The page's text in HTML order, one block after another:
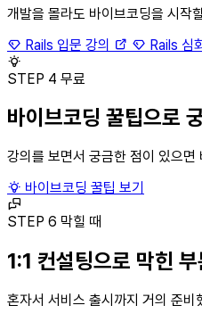
개발을 몰라도 바이브코딩을 시작
Rails 입문 강의
Rails 심
STEP 4 무료
바이브코딩 꿀팁으로
강의를 보면서 궁금한 점이 있으
바이브코딩 꿀팁 보기
STEP 6 막힐 때
1:1 컨설팅으로 막힌
혼자서 서비스 출시까지 거의 준